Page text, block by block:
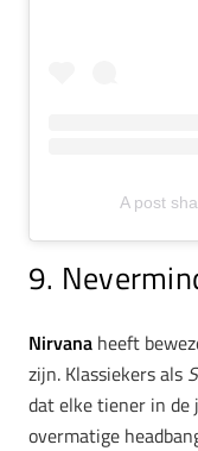
A post
9.
Nirvana heeft
zijn. Klassiekers als
dat elke tiener in de
overmatige